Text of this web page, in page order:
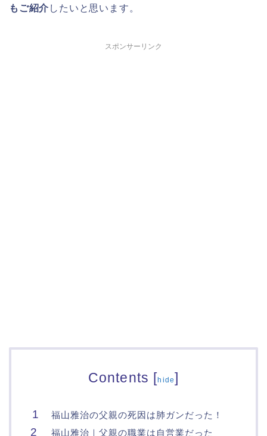
もご紹介 したいと思います。
スポンサーリンク
Contents [hide]
福山雅治の父親の死因は肺ガンだった！
福山雅治｜父親の職業は自営業だった